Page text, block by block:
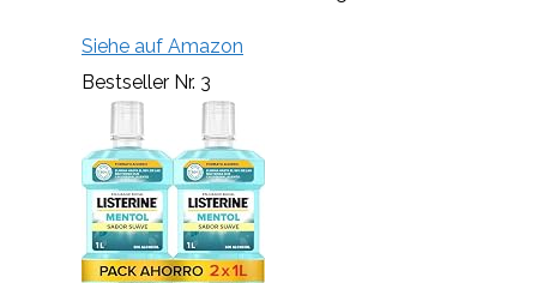
Siehe auf Amazon
Bestseller Nr. 3